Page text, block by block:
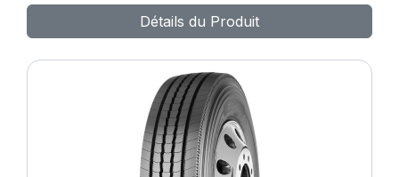
Détails du Produit